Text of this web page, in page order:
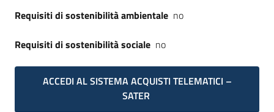
Requisiti di sostenibilità ambientale no
Requisiti di sostenibilità sociale no
ACCEDI AL SISTEMA ACQUISTI TELEMATICI –
SATER